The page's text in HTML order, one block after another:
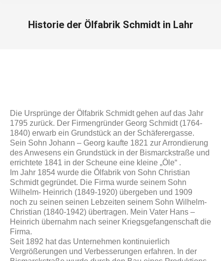
Historie der Ölfabrik Schmidt in Lahr
Die Ursprünge der Ölfabrik Schmidt gehen auf das Jahr
1795 zurück. Der Firmengründer Georg Schmidt (1764-
1840) erwarb ein Grundstück an der Schäferergasse.
Sein Sohn Johann – Georg kaufte 1821 zur Arrondierung
des Anwesens ein Grundstück in der Bis­marckstraße und
errichtete 1841 in der Scheune eine kleine „Öle“ .
Im Jahr 1854 wurde die Ölfabrik von Sohn Christian
Schmidt gegründet. Die Firma wurde seinem Sohn
Wilhelm- Heinrich (1849-1920) übergeben und 1909
noch zu seinen seinen Lebzeiten seinem Sohn Wilhelm-
Christian (1840-1942) übertragen. Mein Vater Hans –
Heinrich übernahm nach seiner Kriegsgefangenschaft die
Firma.
Seit 1892 hat das Unternehmen kontinuierlich
Vergrößerungen und Verbesserungen erfahren. In der